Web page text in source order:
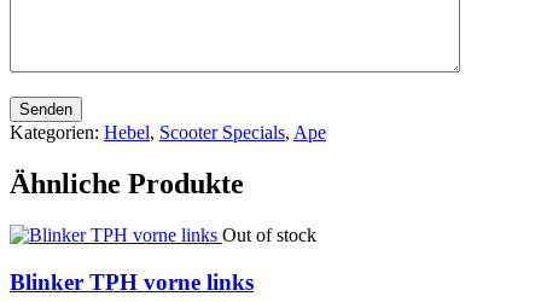
Senden
Kategorien: Hebel, Scooter Specials, Ape
Ähnliche Produkte
Out of stock
Blinker TPH vorne links